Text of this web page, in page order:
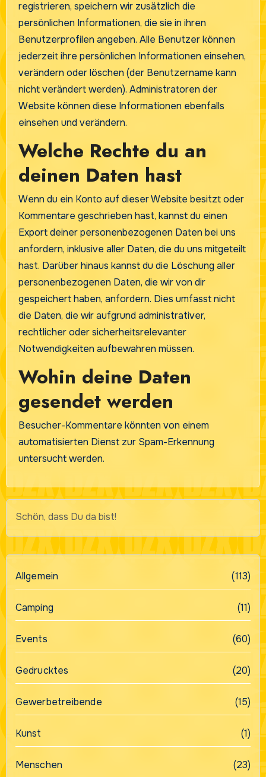
registrieren, speichern wir zusätzlich die
persönlichen Informationen, die sie in ihren
Benutzerprofilen angeben. Alle Benutzer können
jederzeit ihre persönlichen Informationen einsehen,
verändern oder löschen (der Benutzername kann
nicht verändert werden). Administratoren der
Website können diese Informationen ebenfalls
einsehen und verändern.
Welche Rechte du an
deinen Daten hast
Wenn du ein Konto auf dieser Website besitzt oder
Kommentare geschrieben hast, kannst du einen
Export deiner personenbezogenen Daten bei uns
anfordern, inklusive aller Daten, die du uns mitgeteilt
hast. Darüber hinaus kannst du die Löschung aller
personenbezogenen Daten, die wir von dir
gespeichert haben, anfordern. Dies umfasst nicht
die Daten, die wir aufgrund administrativer,
rechtlicher oder sicherheitsrelevanter
Notwendigkeiten aufbewahren müssen.
Wohin deine Daten
gesendet werden
Besucher-Kommentare könnten von einem
automatisierten Dienst zur Spam-Erkennung
untersucht werden.
Schön, dass Du da bist!
Allgemein (113)
Camping (11)
Events (60)
Gedrucktes (20)
Gewerbetreibende (15)
Kunst (1)
Menschen (23)